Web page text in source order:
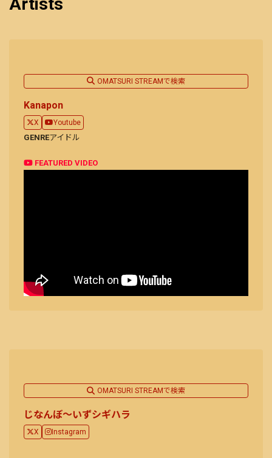
Artists
OMATSURI STREAMで検索
Kanapon
X Youtube
GENREアイドル
FEATURED VIDEO
OMATSURI STREAMで検索
じなんぼ～いずシギハラ
X Instagram